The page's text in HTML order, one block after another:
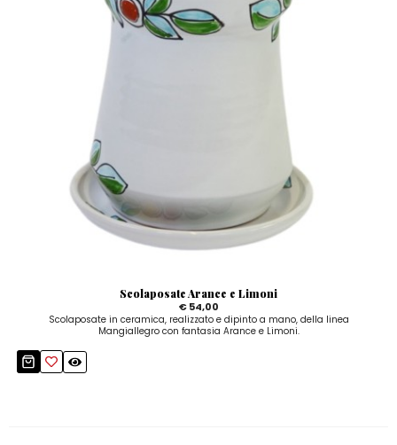
Scolaposate Arance e Limoni
€ 54,00
Scolaposate in ceramica, realizzato e dipinto a mano, della linea
Mangiallegro con fantasia Arance e Limoni.